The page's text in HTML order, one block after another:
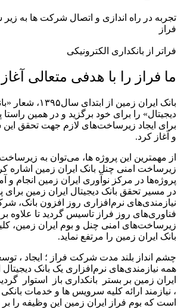
تجربه در راه اندازی و اتصال شرکت ها به زیر
فراز
فراتر از بانکداری الکترونیکی
ما فراز را با هدفی متعالی
بانک ایران زمین از
دیجیتال» را برای خود برگزید و در همین راستا
برای ایجاد زیرساخت‌های لازم جهت تحقق
و آغاز کرد.
از مهمترین این پروژه ها، می‌توان به
زیرساخت امنی چنل بانک ایران زمین اشاره
پروژه‌ها در مرکز نوآوری ایران زمین انجام و
در مسیر تحقق بانک دیجیتال ایران زمین برای
نیازمندی‌های نرم‌افزاری روز افزون بانک،
فناوری‌های روز فراز تاسیس گردید تا علاوه
زیرساخت‌های امنی چنل و بوم ایران زمین،
بانک ایران زمین را مرتفع نماید.
چشم انداز بلند مدت شرکت فراز ؛ ایجاد ،
همه نیازمندی‌های نرم‌افزاری یک بانک
ایران زمین بر بستر بانکداری باز استوار
، نیازمند ارائه کلیه سرویس ها و خدمات
است که بوم فراز ایران زمین این وظیفه را بر